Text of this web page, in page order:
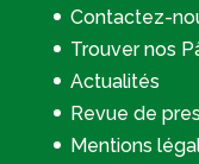
Contactez-
Trouver nos
Actualités
Revue de
Mentions